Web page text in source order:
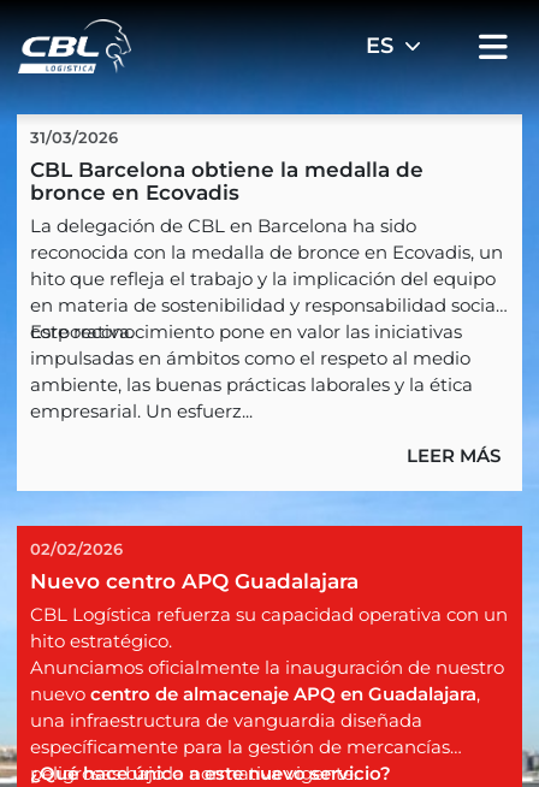
31/03/2026
CBL Barcelona obtiene la medalla de
bronce en Ecovadis
La delegación de CBL en Barcelona ha sido
reconocida con la medalla de bronce en Ecovadis, un
hito que refleja el trabajo y la implicación del equipo
en materia de sostenibilidad y responsabilidad social
corporativa.
Este reconocimiento pone en valor las iniciativas
impulsadas en ámbitos como el respeto al medio
ambiente, las buenas prácticas laborales y la ética
empresarial. Un esfuerz...
LEER MÁS
02/02/2026
Nuevo centro APQ Guadalajara
CBL Logística refuerza su capacidad operativa con un
hito estratégico.
Anunciamos oficialmente la inauguración de nuestro
nuevo centro de almacenaje APQ en Guadalajara,
una infraestructura de vanguardia diseñada
específicamente para la gestión de mercancías
peligrosas bajo la normativa vigente.
¿Qué hace único a este nuevo servicio?